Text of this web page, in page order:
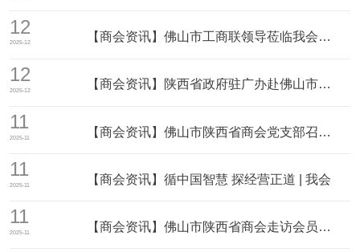
12
2025-12 【商会资讯】佛山市工商联领导莅临我会调研指导
12
2025-12 【商会资讯】陕西省政府驻广办赴佛山市陕西省商
11
2025-11 【商会资讯】佛山市陕西省商会党支部召开党员大
11
2025-11 【商会资讯】循中国智慧 探经营正道 | 我会
11
2025-11 【商会资讯】佛山市陕西省商会走访会员企业舍界